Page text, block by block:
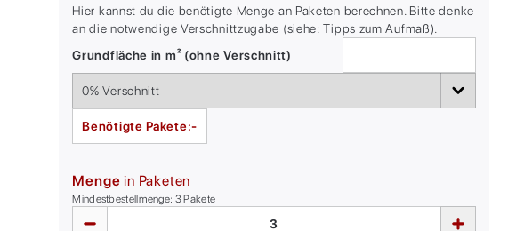
Hier kannst du die benötigte Menge an Paketen berechnen. Bitte denke
an die notwendige Verschnittzugabe (siehe: Tipps zum Aufmaß).
Grundfläche in m² (ohne Verschnitt)
Benötigte Pakete:-
Menge in Paketen
Mindestbestellmenge: 3Pakete